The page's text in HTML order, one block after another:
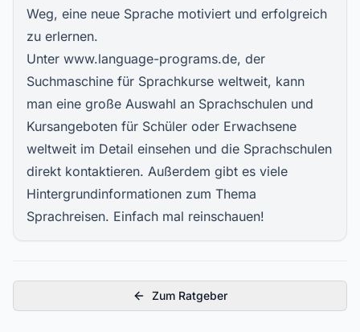
Weg, eine neue Sprache motiviert und erfolgreich
zu erlernen.
Unter www.language-programs.de, der
Suchmaschine für Sprachkurse weltweit, kann
man eine große Auswahl an Sprachschulen und
Kursangeboten für Schüler oder Erwachsene
weltweit im Detail einsehen und die Sprachschulen
direkt kontaktieren. Außerdem gibt es viele
Hintergrundinformationen zum Thema
Sprachreisen. Einfach mal reinschauen!
Zum Ratgeber